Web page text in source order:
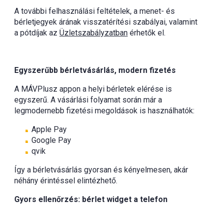
A további felhasználási feltételek, a menet- és
bérletjegyek árának visszatérítési szabályai, valamint
a pótdíjak az Üzletszabályzatban érhetők el.
Egyszerűbb bérletvásárlás, modern fizetés
A MÁVPlusz appon a helyi bérletek elérése is
egyszerű. A vásárlási folyamat során már a
legmodernebb fizetési megoldások is használhatók:
Apple Pay
Google Pay
qvik
Így a bérletvásárlás gyorsan és kényelmesen, akár
néhány érintéssel elintézhető.
Gyors ellenőrzés: bérlet widget a telefon